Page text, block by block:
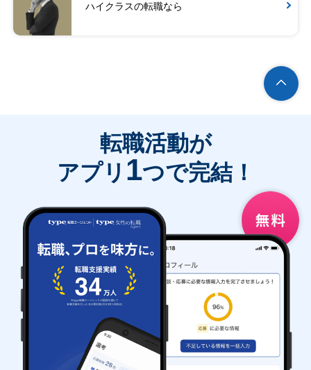
ハイクラスの転職なら
転職活動が
アプリ 1つで完結！